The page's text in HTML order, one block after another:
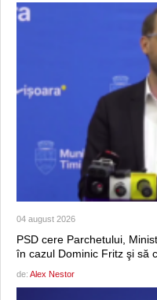
04 august 2026
PSD cere Parchetului,
în cazul Dominic Fritz şi să
de: Alex Nestor